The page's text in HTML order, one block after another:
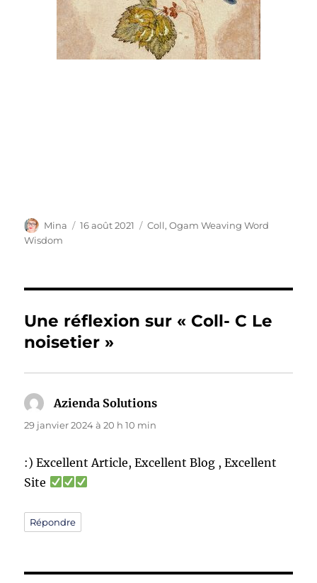
Auteur
Mina
Publié
16 août 2021 Catégories
Coll,Ogam Weaving Word
Wisdom
Une réflexion sur « Coll- C Le
noisetier »
Azienda Solutions
29 janvier 2024 à 20 h 10 min
:) Excellent Article, Excellent Blog , Excellent
Site
Répondre